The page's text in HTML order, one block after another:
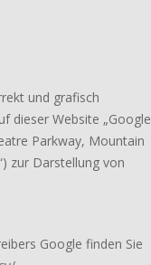
und grafisch
dieser Website „Google
Parkway, Mountain
zur Darstellung von
Google finden Sie